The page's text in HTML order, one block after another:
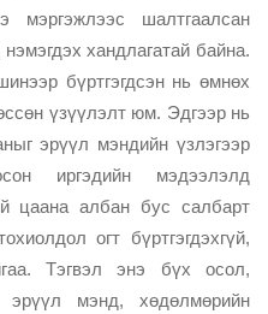
мэргэжлээс шалтгаалсан
хандлагатай байна.
бүртгэгдсэн нь өмнөх
үзүүлэлт юм. Эдгээр нь
эрүүл мэндийн үзлэгээр
иргэдийн мэдээлэлд
цаана албан бус салбарт
огт бүртгэгдэхгүй,
Тэгвэл энэ бүх осол,
мэнд, хөдөлмөрийн